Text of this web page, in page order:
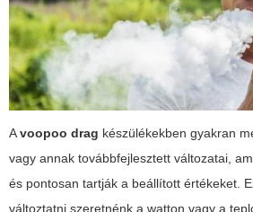
Avoopoo drag készülékekben gyakran
vagy annak továbbfejlesztett változatai,
és pontosan tartják a beállított értékeket.
változtatni szeretnénk a watton vagy a